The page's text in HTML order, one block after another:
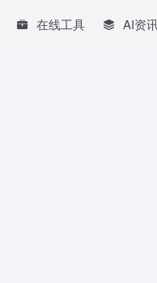
在线工具 AI资